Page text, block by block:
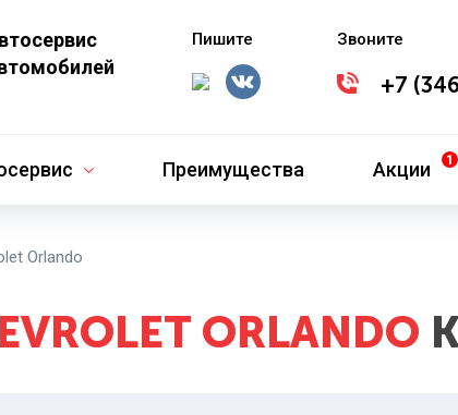
Пишите Звоните
+7
Преимущества Акции
Orlando
ORLANDO